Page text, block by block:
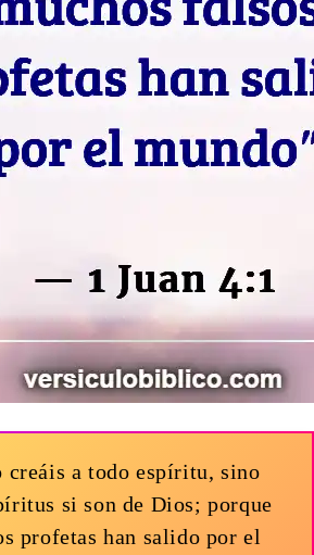
creáis a todo espíritu, sino
si son de Dios; porque
profetas han salido por el